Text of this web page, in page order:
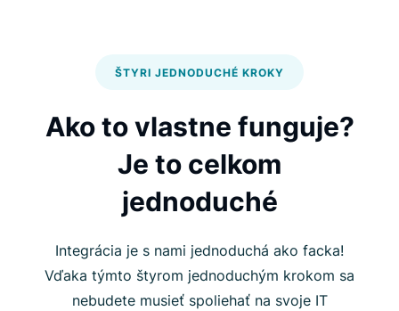
ŠTYRI JEDNODUCHÉ KROKY
Ako to vlastne funguje?
Je to celkom
jednoduché
Integrácia je s nami jednoduchá ako facka!
Vďaka týmto štyrom jednoduchým krokom sa
nebudete musieť spoliehať na svoje IT